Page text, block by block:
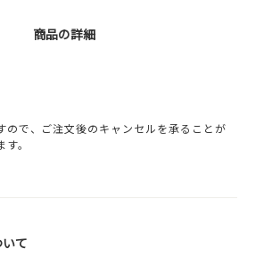
商品の詳細
で、ご注文後のキャンセルを承ることが
。
て